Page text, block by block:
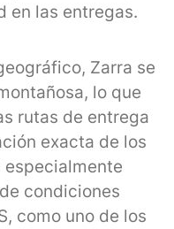
en las entregas.
Zarra se
lo que
rutas de entrega
exacta de los
especialmente
condiciones
como uno de los